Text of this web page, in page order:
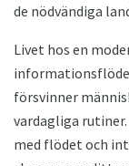
de nödvändiga
Livet hos en
försvinner
vardagliga
med flödet och